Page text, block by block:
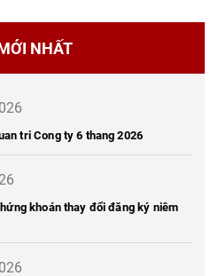
NHẤT
tri Cong ty 6 thang 2026
khoán thay đổi đăng ký niêm